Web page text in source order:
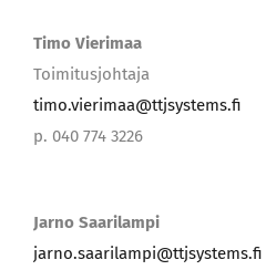
Timo Vierimaa
Toimitusjohtaja
timo.vierimaa@ttjsystems.fi
p. 040 774 3226
Jarno Saarilampi
jarno.saarilampi@ttjsystems.fi